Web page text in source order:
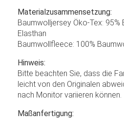
Materialzusammensetzung:
Baumwolljersey Öko-Tex: 95%
Elasthan
Baumwollfleece: 100%
Hinweis:
Bitte beachten Sie, dass die
leicht von den Originalen
nach Monitor variieren können.
Maßanfertigung: